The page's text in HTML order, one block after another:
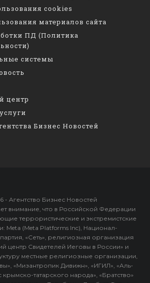
cookies
материалов сайта
ПД (Политика
системы
центр
Бизнес Новостей
- Агентство Бизнес Новостей
внимание, что в Российской Федерации
террористические и экстремистские
Meta (Meta Platforms Inc), Национал-
«Сеть», религиозная организация
центр Свидетелей Иеговы в России» и
местные религиозные организации,
«Мизантропик Дивижн», «ИГИЛ», «Аль-
крымско-татарского народа», «Братство»